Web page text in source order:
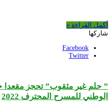
أكمل القراءة »
شاركها
Facebook
Twitter
” حلم غير مثقوب” تحجز مقعدا
الوطني للمسرح المحترف 2022